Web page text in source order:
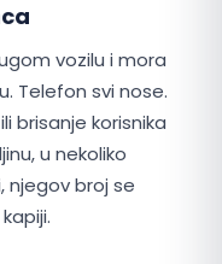
vozilu i mora
Telefon svi nose.
brisanje korisnika
u nekoliko
njegov broj se